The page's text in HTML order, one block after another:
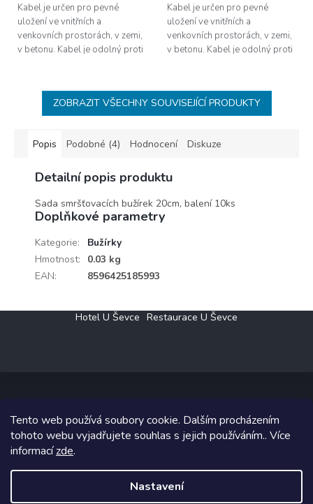
Tento web používá soubory cookie. Dalším procházením
tohoto webu vyjadřujete souhlas s jejich používáním.. Více
informacízde.
Nastavení
Kabel je určen pro pevné
uložení ve vnitřních a
venkovních prostorách, v zemi,
v betonu. Kabel je odolný proti
Kabel je určen pro pevné
uložení ve vnitřních a
venkovních prostorách, v zemi,
v betonu. Kabel je odolný proti
ZOBRAZIT VŠECHNY SOUVISEJÍCÍ PRODUKTY
Popis Podobné (4) Hodnocení Diskuze
Detailní popis produktu
Sada smršťovacích bužírek 20cm, balení 10ks
Doplňkové parametry
Kategorie:
Bužírky
Hmotnost:
0.03 kg
EAN: 8596425185993
Hotel U Ševce Restaurace U Ševce
Copyright 2026Elektro Klesný s.r.o.. Všechna práva vyhrazena.
Grafický návrh vytvořil a na Shoptet implementoval
Shoptetak.cz.